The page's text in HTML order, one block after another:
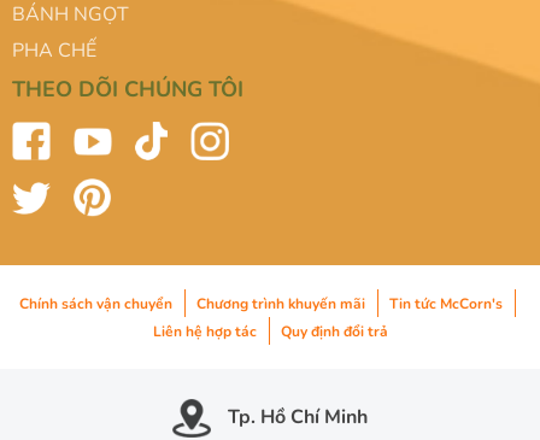
BÁNH NGỌT
PHA CHẾ
THEO DÕI CHÚNG TÔI
Chính sách vận chuyển Chương trình khuyến mãi
Tin tức McCorn's
Liên hệ hợp tác
Quy định đổi trả
Tp. Hồ Chí Minh